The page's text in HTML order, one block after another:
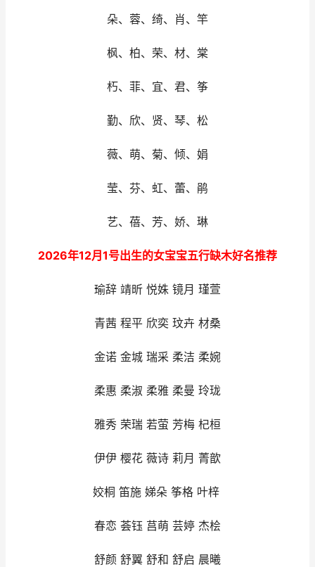
朵、蓉、绮、肖、竿
枫、柏、荣、材、棠
朽、菲、宜、君、筝
勤、欣、贤、琴、松
薇、萌、菊、倾、娟
莹、芬、虹、蕾、鹃
艺、蓓、芳、娇、琳
2026年12月1号出生的女宝宝五行缺木好名推荐
瑜辞 靖昕 悦姝 镜月 瑾萱
青茜 程平 欣奕 玟卉 材桑
金诺 金城 瑞采 柔洁 柔婉
柔惠 柔淑 柔雅 柔曼 玲珑
雅秀 荣瑞 若萤 芳梅 杞桓
伊伊 樱花 薇诗 莉月 菁歆
姣桐 笛施 娣朵 筝格 叶梓
春恋 荟钰 莒萌 芸婷 杰桧
舒颜 舒翼 舒和 舒启 晨曦